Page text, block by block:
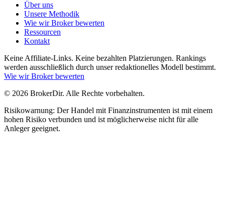
Über uns
Unsere Methodik
Wie wir Broker bewerten
Ressourcen
Kontakt
Keine Affiliate-Links. Keine bezahlten Platzierungen. Rankings
werden ausschließlich durch unser redaktionelles Modell bestimmt.
Wie wir Broker bewerten
© 2026 BrokerDir. Alle Rechte vorbehalten.
Risikowarnung: Der Handel mit Finanzinstrumenten ist mit einem
hohen Risiko verbunden und ist möglicherweise nicht für alle
Anleger geeignet.